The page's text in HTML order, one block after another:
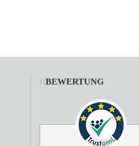
//BEWERTUNG